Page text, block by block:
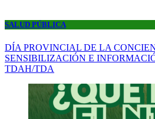
SALUD PÚBLICA
DÍA PROVINCIAL DE LA
SENSIBILIZACIÓN E
TDAH/TDA